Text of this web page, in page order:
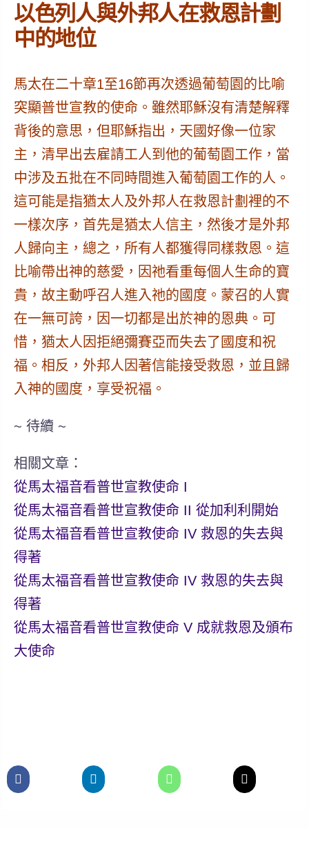
以色列人與外邦人在救恩計劃
中的地位
馬太在二十章1至16節再次透過葡萄園的比喻
突顯普世宣教的使命。雖然耶穌沒有清楚解釋
背後的意思，但耶穌指出，天國好像一位家
主，清早出去雇請工人到他的葡萄園工作，當
中涉及五批在不同時間進入葡萄園工作的人。
這可能是指猶太人及外邦人在救恩計劃裡的不
一樣次序 ，首先是猶太人信主，然後才是外邦
人歸向主， 總之，所有人都獲得同樣救恩。 這
比喻帶出神的慈愛，因祂看重每個人生命的寶
貴，故主動呼召人進入祂的國度。蒙召的人實
在一無可誇，因一切都是出於神的恩典。 可
惜，猶太人因拒絕彌賽亞而失去了國度和祝
福。相反，外邦人因著信能接受救恩，並且歸
入神的國度，享受祝福 。
~ 待續 ~
相關文章：
從馬太福音看普世宣教使命 I
從馬太福音看普世宣教使命 II 從加利利開始
從馬太福音看普世宣教使命 IV 救恩的失去與
得著
從馬太福音看普世宣教使命 IV 救恩的失去與
得著
從馬太福音看普世宣教使命 V 成就救恩及頒布
大使命